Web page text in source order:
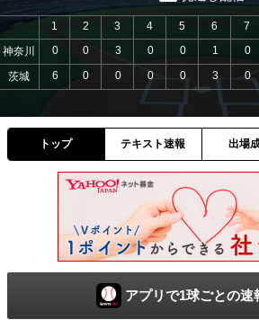
神奈川
茨城
1 2 3 4 5 6 7
0
0 3 0 0 1 0
6
0 0 0 0 3 0
トップ テキスト速報 出場
アプリで1球ごとの速